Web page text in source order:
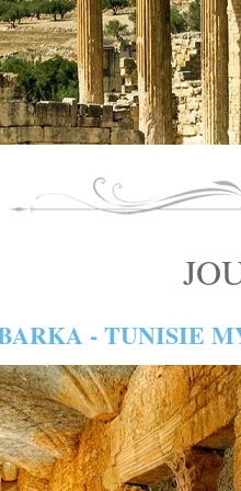
- TUNISIE